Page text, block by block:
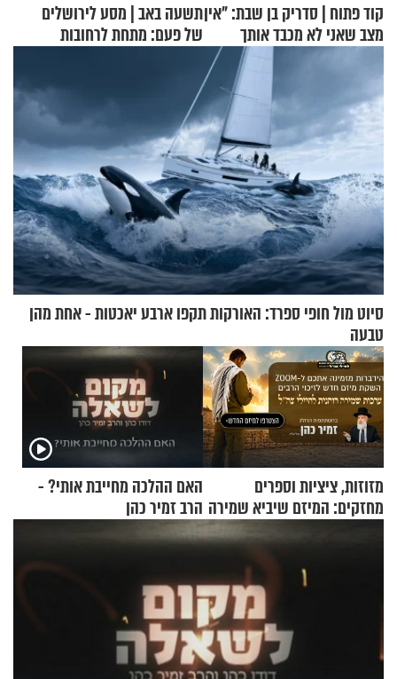
קוד פתוח | סדריק בן שבת: "אין
מצב שאני לא מכבד אותך
בבוקר בהנחת תפילין"
תשעה באב | מסע לירושלים
של פעם: מתחת לרחובות
סיוט מול חופי ספרד: האורקות תקפו ארבע יאכטות - אחת מהן
טבעה
מזוזות, ציציות וספרים
מחזקים: המיזם שיביא שמירה
רוחנית לאלפי חיילי צה"ל
האם ההלכה מחייבת אותי? -
הרב זמיר כהן